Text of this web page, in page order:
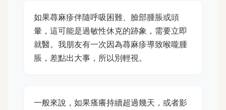
如果蕁麻疹伴隨呼吸困難、臉部腫脹或頭
暈，這可能是過敏性休克的跡象，需要立即
就醫。我朋友有一次因為蕁麻疹導致喉嚨腫
脹，差點出大事，所以別輕視。
一般來說，如果瘙癢持續超過幾天，或者影